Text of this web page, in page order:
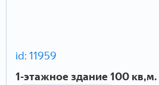
id: 11959
1-этажное здание 100 кв,м.